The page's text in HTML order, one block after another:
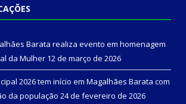
Barata realiza evento em homenagem
da Mulher 12 de março de 2026
2026 tem início em Magalhães Barata com
da população 24 de fevereiro de 2026